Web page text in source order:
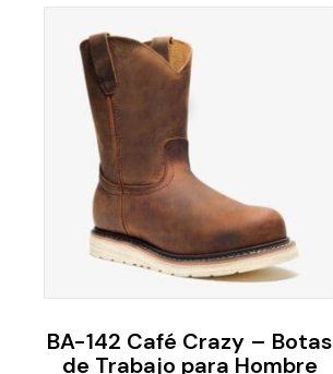
BA-142 Café Crazy – Botas
de Trabajo para Hombre